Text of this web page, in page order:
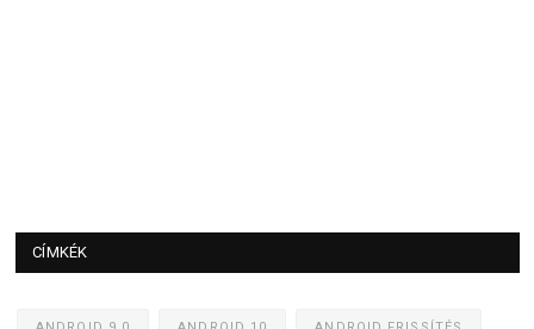
CÍMKÉK